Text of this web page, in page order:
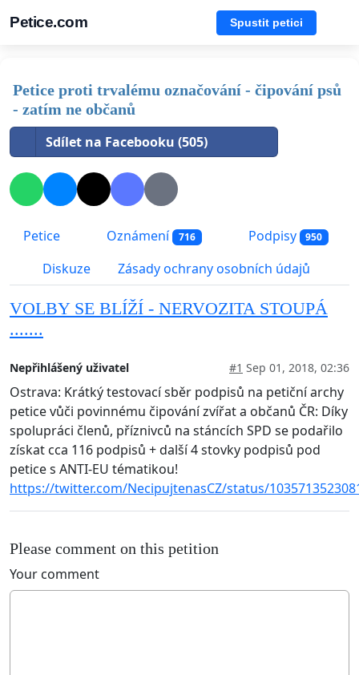
Petice.com Spustit petici
Petice proti trvalému označování - čipování psů
- zatím ne občanů
Sdílet na Facebooku (505)
Petice Oznámení 716 Podpisy 950
Diskuze Zásady ochrany osobních údajů
VOLBY SE BLÍŽÍ - NERVOZITA STOUPÁ
.......
Nepřihlášený uživatel #1 Sep 01, 2018, 02:36
Ostrava: Krátký testovací sběr podpisů na petiční archy
petice vůči povinnému čipování zvířat a občanů ČR: Díky
spolupráci členů, příznivců na stáncích SPD se podařilo
získat cca 116 podpisů + další 4 stovky podpisů pod
petice s ANTI-EU tématikou!
https://twitter.com/NecipujtenasCZ/status/
Please comment on this petition
Your comment